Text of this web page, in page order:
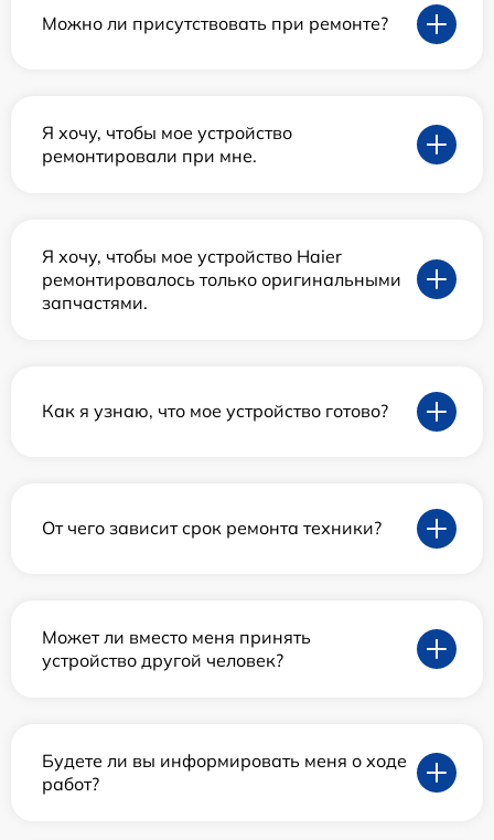
Можно ли присутствовать при ремонте?
Я хочу, чтобы мое устройство
ремонтировали при мне.
Я хочу, чтобы мое устройство Haier
ремонтировалось только оригинальными
запчастями.
Как я узнаю, что мое устройство готово?
От чего зависит срок ремонта техники?
Может ли вместо меня принять
устройство другой человек?
Будете ли вы информировать меня о ходе
работ?